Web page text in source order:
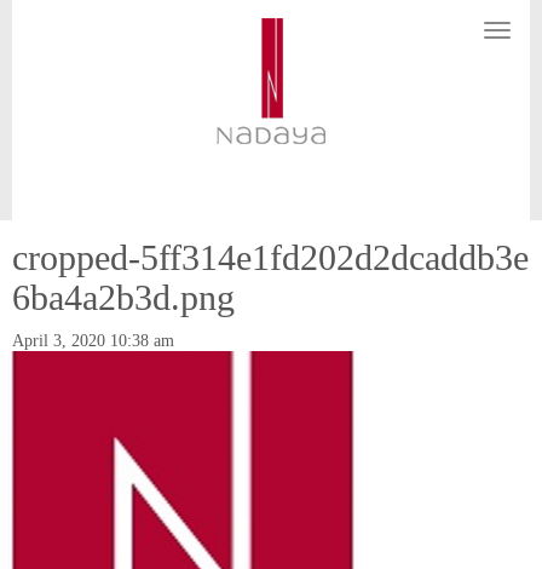
N
cropped-5ff314e1fd202d2dcaddb3e
6ba4a2b3d.png
April 3, 2020 10:38 am